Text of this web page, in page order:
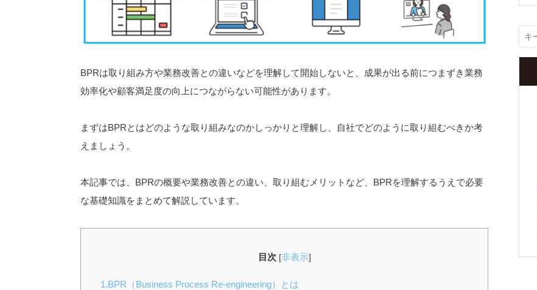
BPRは取り組み方や業務改善との違いなどを理解して開始しないと、成果が出る前につまずき業務
効率化や顧客満足度の向上につながらない可能性があります。
まずはBPRとはどのような取り組みなのかしっかりと理解し、自社でどのように取り組むべきか考
えましょう。
本記事では、BPRの概要や業務改善との違い、取り組むメリットなど、BPRを理解するうえで必要
な基礎知識をまとめて解説しています。
目次 [非表示]
1.BPR（Business Process Re-engineering）とは